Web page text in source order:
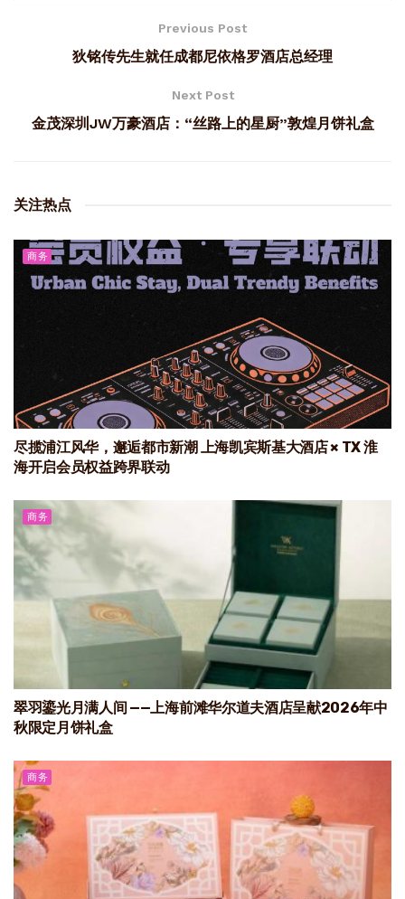
Previous Post
狄铭传先生就任成都尼依格罗酒店总经理
Next Post
金茂深圳JW万豪酒店：“丝路上的星厨”敦煌月饼礼盒
关注热点
商务
尽揽浦江风华，邂逅都市新潮 上海凯宾斯基大酒店 × TX 淮
海开启会员权益跨界联动
商务
翠羽鎏光月满人间 ——上海前滩华尔道夫酒店呈献2026年中
秋限定月饼礼盒
商务